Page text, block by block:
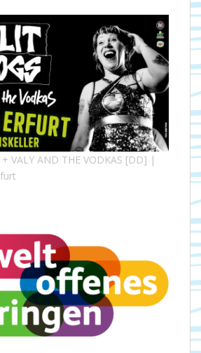
VALY AND THE VODKAS [DD] |